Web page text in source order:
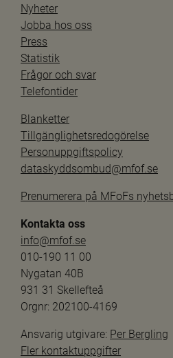
Nyheter
Jobba hos oss
Press
Statistik
Frågor och svar
Telefontider
Blanketter
Tillgänglighetsredogörelse
Personuppgiftspolicy
dataskyddsombud@mfof.se
Prenumerera på MFoFs
Kontakta oss
info@mfof.se
010-190 11 00
Nygatan 40B
931 31 Skellefteå
Orgnr: 202100-4169
Ansvarig utgivare: Per Bergling
Fler kontaktuppgifter